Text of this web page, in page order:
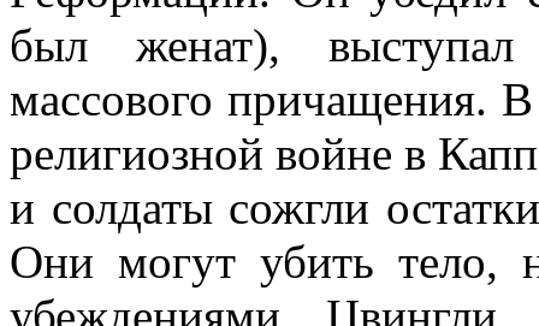
был женат), выступал
массового причащения.
религиозной войне в
и солдаты сожгли
Они могут убить тело,
убеждениями